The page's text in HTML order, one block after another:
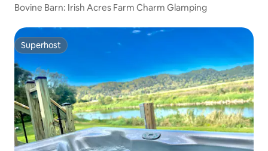
Bovine Barn: Irish Acres Farm Charm Glamping
Superhost
Superhost